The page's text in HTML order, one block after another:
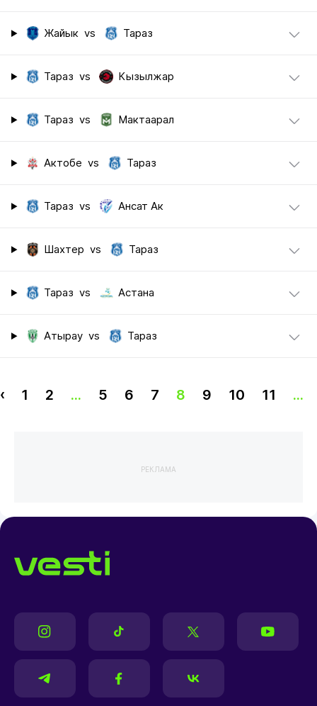
Жайык vs Тараз
Тараз vs Кызылжар
Тараз vs Мактаарал
Актобе vs Тараз
Тараз vs Ансат Ак
Шахтер vs Тараз
Тараз vs Астана
Атырау vs Тараз
‹ 1 2 ... 5 6 7 8 9 10 11 ...
РЕКЛАМА